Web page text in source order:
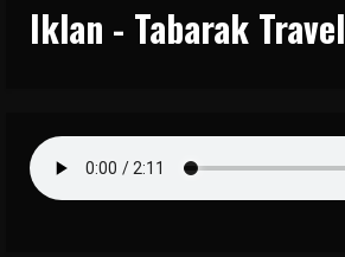
Iklan - Tabarak Travel